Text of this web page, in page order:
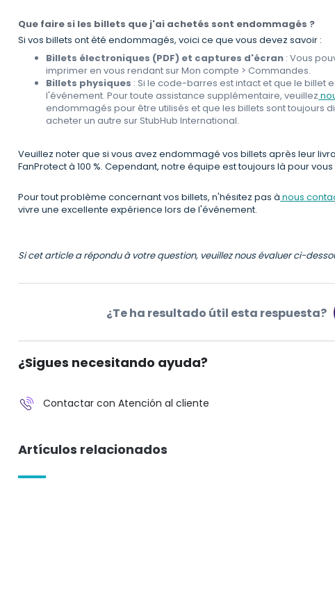
Que faire si les billets que j'ai achetés sont endommagés ?
Si vos billets ont été endommagés, voici ce que vous devez savoir :
Billets électroniques (PDF) et captures d'écran : Vous
imprimer en vous rendant sur Mon compte > Commandes.
Billets physiques : Si le code-barres est intact et que le billet
l'événement. Pour toute assistance supplémentaire, veuillez
endommagés pour être utilisés et que les billets sont toujours
acheter un autre sur StubHub International.
Veuillez noter que si vous avez endommagé vos billets après leur
FanProtect à 100 %. Cependant, notre équipe est toujours là pour
Pour tout problème concernant vos billets, n'hésitez pas à nous
vivre une excellente expérience lors de l'événement.
Si cet article a répondu à votre question, veuillez nous évaluer ci-
¿Te ha resultado útil esta respuesta?
¿Sigues necesitando ayuda?
Contactar con Atención al cliente
Artículos relacionados